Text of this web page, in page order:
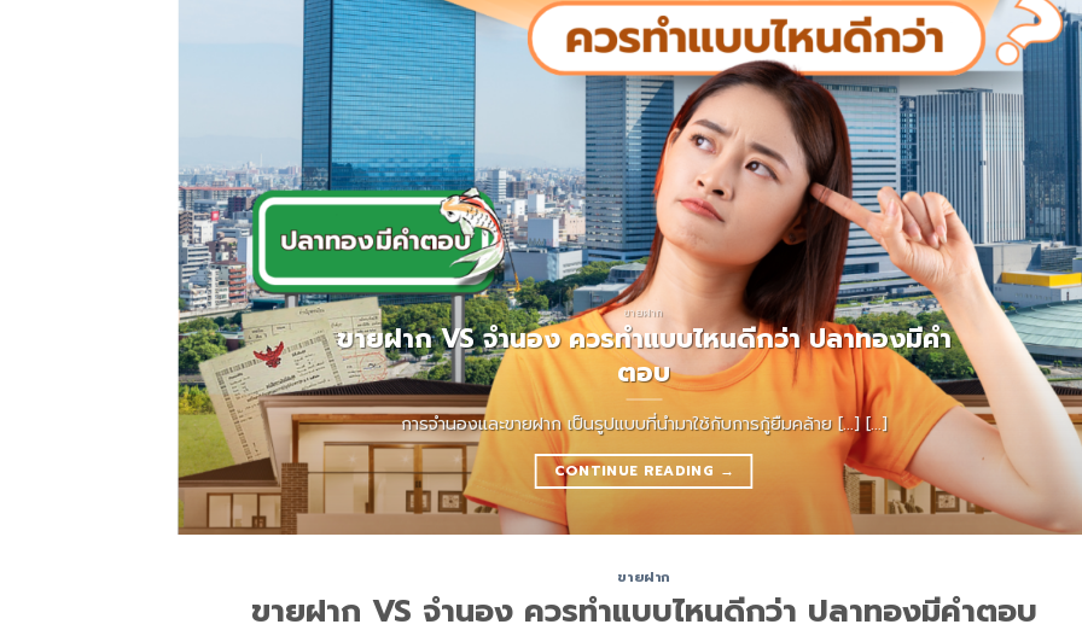
ขายฝาก
ขายฝาก VS จำนอง ควรทำแบบไหนดีกว่า ปลาทองมีคำ
ตอบ
การจำนองและขายฝาก เป็นรูปแบบที่นำมาใช้กับการกู้ยืมคล้าย [...] [...]
CONTINUE READING →
ขายฝาก
ขายฝาก VS จำนอง ควรทำแบบไหนดีกว่า ปลาทองมีคำตอบ